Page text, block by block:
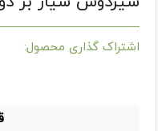
اشتراک گذاری محصول: